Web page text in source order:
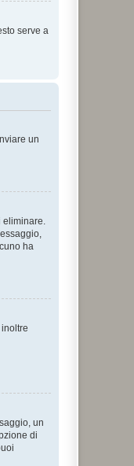
serve a
un
eliminare.
ha
un
di